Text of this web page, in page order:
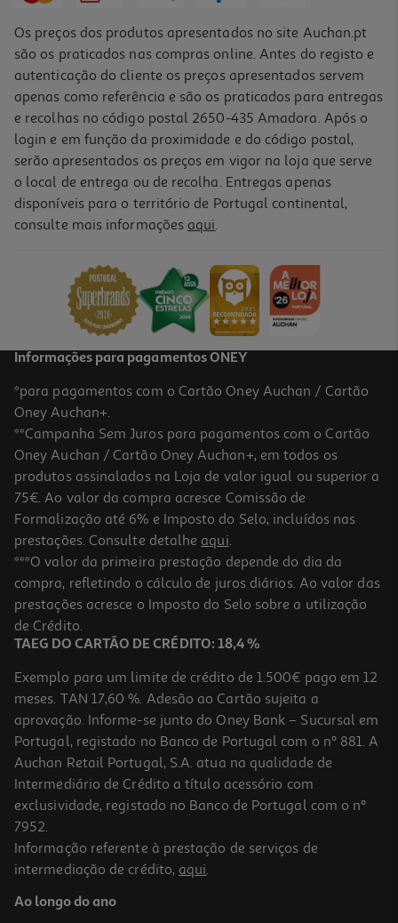
Os preços dos produtos apresentados no site Auchan.pt
são os praticados nas compras online. Antes do registo e
autenticação do cliente os preços apresentados servem
apenas como referência e são os praticados para entregas
e recolhas no código postal 2650-435 Amadora. Após o
login e em função da proximidade e do código postal,
serão apresentados os preços em vigor na loja que serve
o local de entrega ou de recolha. Entregas apenas
disponíveis para o território de Portugal continental,
consulte mais informações aqui.
Informações para pagamentos ONEY
*para pagamentos com o Cartão Oney Auchan / Cartão
Oney Auchan+.
**Campanha Sem Juros para pagamentos com o Cartão
Oney Auchan / Cartão Oney Auchan+, em todos os
produtos assinalados na Loja de valor igual ou superior a
75€. Ao valor da compra acresce Comissão de
Formalização até 6% e Imposto do Selo, incluídos nas
prestações. Consulte detalhe aqui.
***O valor da primeira prestação depende do dia da
compra, refletindo o cálculo de juros diários. Ao valor das
prestações acresce o Imposto do Selo sobre a utilização
de Crédito.
TAEG DO CARTÃO DE CRÉDITO: 18,4 %
Exemplo para um limite de crédito de 1.500€ pago em 12
meses. TAN 17,60 %. Adesão ao Cartão sujeita a
aprovação. Informe-se junto do Oney Bank – Sucursal em
Portugal, registado no Banco de Portugal com o nº 881. A
Auchan Retail Portugal, S.A. atua na qualidade de
Intermediário de Crédito a título acessório com
exclusividade, registado no Banco de Portugal com o nº
7952.
Informação referente à prestação de serviços de
intermediação de crédito, aqui.
Ao longo do ano